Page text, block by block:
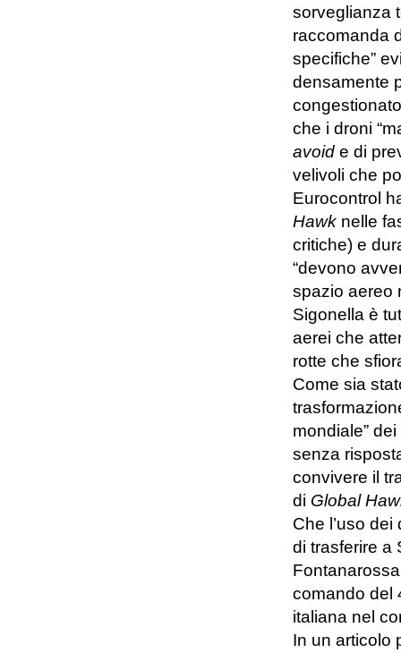
sorveglianza
raccomanda
specifiche”
densamente
che i droni
avoid e di
velivoli che
Eurocontrol
Hawk nelle
critiche) e
“devono
spazio aereo
Sigonella è
aerei che
rotte che
Come sia
mondiale”
senza
convivere il
di Global
Che l’uso
di trasferire a
comando del
italiana nel
In un articolo